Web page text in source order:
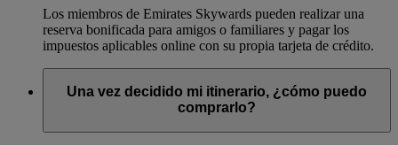
Los miembros de Emirates Skywards pueden realizar una
reserva bonificada para amigos o familiares y pagar los
impuestos aplicables online con su propia tarjeta de crédito.
Una vez decidido mi itinerario, ¿cómo puedo
comprarlo?